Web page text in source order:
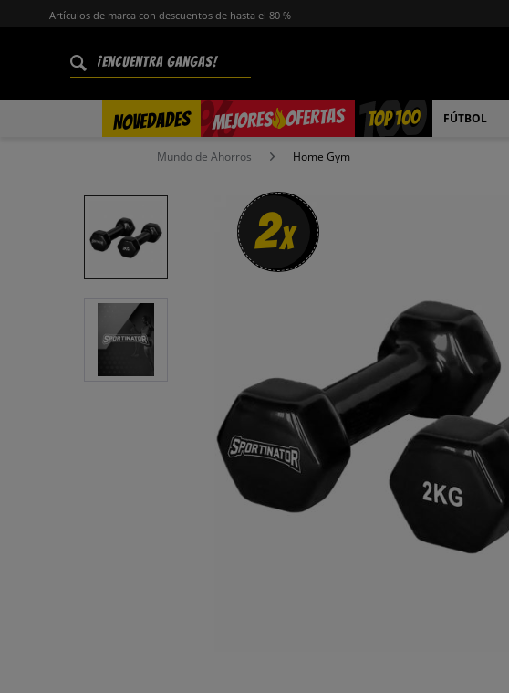
Artículos de marca con descuentos de hasta el 80 %
NOVEDADES MEJORES OFERTAS
% TOP 100 FÚTBOL
Mundo de Ahorros Home Gym
2x